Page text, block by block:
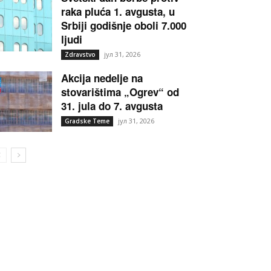
raka pluća 1. avgusta, u
Srbiji godišnje oboli 7.000
ljudi
Zdravstvo јул 31, 2026
Akcija nedelje na
stovarištima „Ogrev“ od
31. jula do 7. avgusta
Gradske Teme јул 31, 2026